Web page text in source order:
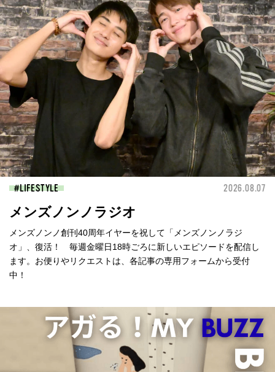
LIFESTYLE 2026.08.07
メンズノンノラジオ
メンズノンノ創刊40周年イヤーを祝して「メンズノンノラジ
オ」、復活！ 毎週金曜日18時ごろに新しいエピソードを配信し
ます。お便りやリクエストは、各記事の専用フォームから受付
中！